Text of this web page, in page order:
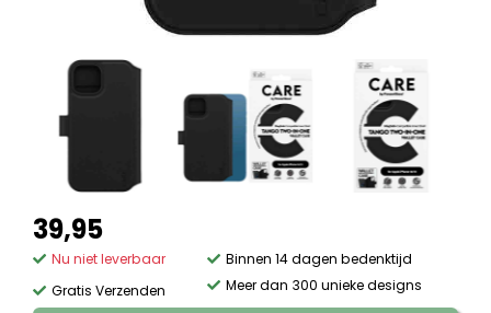
39,95
Nu niet leverbaar
Gratis Verzenden
Binnen 14 dagen bedenktijd
Meer dan 300 unieke designs